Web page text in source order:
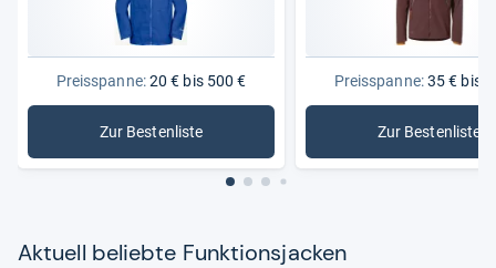
Preisspanne:20 € bis 500 €
Zur Bestenliste: Funktionsjacken
Preisspanne:35 € bis
Zur Bestenliste
: Damen-
Aktu­ell beliebte Funk­ti­ons­ja­cken